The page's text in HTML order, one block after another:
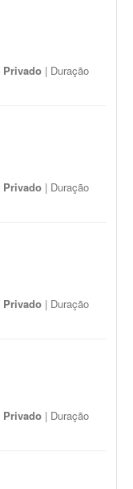
Privado | Duração
Privado | Duração
Privado | Duração
Privado | Duração